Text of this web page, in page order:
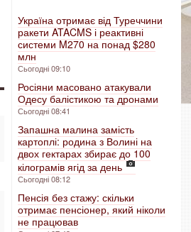
Україна отримає від Туреччини
ракети ATACMS і реактивні
системи M270 на понад $280
млн
Сьогодні 09:10
Росіяни масовано атакували
Одесу балістикою та дронами
Сьогодні 08:41
Запашна малина замість
картоплі: родина з Волині на
двох гектарах збирає до 100
кілограмів ягід за день
Сьогодні 08:12
Пенсія без стажу: скільки
отримає пенсіонер, який ніколи
не працював